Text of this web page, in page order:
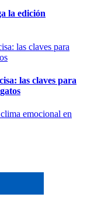
la edición
las claves para
emocional en